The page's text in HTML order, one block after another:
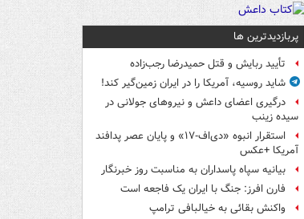
پربازدیدترین ها
تأیید ربایش و قتل حمیدرضا رجب‌زاده
شاید روسیه، آمریکا را در ایران زمین‌گیر کند!
درگیری اعضای داعش و نیروهای جولانی در
سیده زینب
استقرار انبوه «دی‌اف‑۱۷» و پایان عصر پدافند
آمریکا +عکس
بیانیه سپاه پاسداران به مناسبت روز خبرنگار
فارن افرز: جنگ با ایران یک فاجعه است
واکنش بقائی به خیالبافی ترامپ